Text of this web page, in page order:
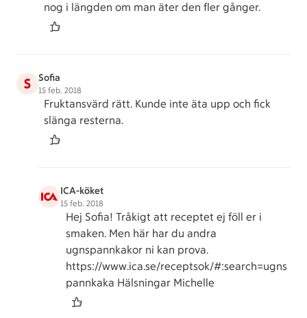
nog i längden om man äter den fler gånger.
S Sofia
15 feb. 2018
Fruktansvärd rätt. Kunde inte äta upp och fick
slänga resterna.
ICA-köket
15 feb. 2018
Hej Sofia! Tråkigt att receptet ej föll er i
smaken. Men här har du andra
ugnspannkakor ni kan prova.
https://www.ica.se/receptsok/#:search=ugns
pannkaka Hälsningar Michelle